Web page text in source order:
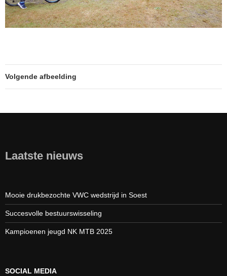
Volgende afbeelding
Laatste nieuws
Mooie drukbezochte VWC wedstrijd in Soest
Succesvolle bestuurswisseling
Kampioenen jeugd NK MTB 2025
SOCIAL MEDIA